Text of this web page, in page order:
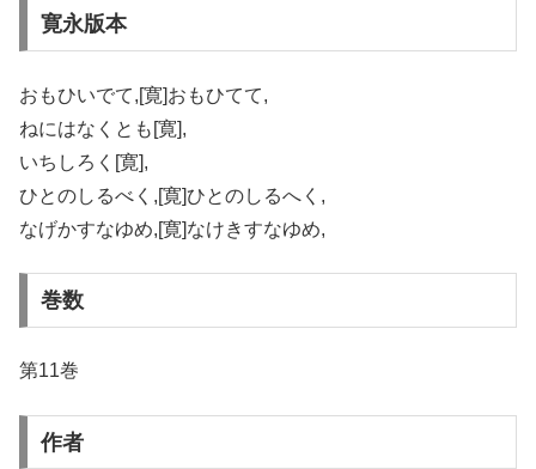
寛永版本
おもひいでて,[寛]おもひてて,
ねにはなくとも[寛],
いちしろく[寛],
ひとのしるべく,[寛]ひとのしるへく,
なげかすなゆめ,[寛]なけきすなゆめ,
巻数
第11巻
作者